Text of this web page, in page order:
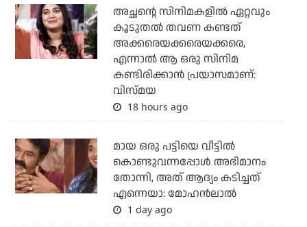
അച്ഛന്റെ സിനിമകളില്‍ ഏറ്റവും
കൂടുതല്‍ തവണ കണ്ടത്
അക്കരെയക്കരെയക്കരെ,
എന്നാല്‍ ആ ഒരു സിനിമ
കണ്ടിരിക്കാന്‍ പ്രയാസമാണ്:
വിസ്മയ
18 hours ago
മായ ഒരു പട്ടിയെ വീട്ടില്‍
കൊണ്ടുവന്നപ്പോള്‍ അഭിമാനം
തോന്നി, അത് ആദ്യം കടിച്ചത്
എന്നെയാ: മോഹന്‍ലാല്‍
1 day ago